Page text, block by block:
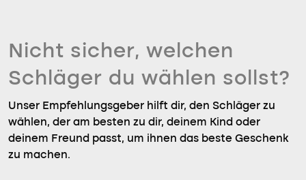
Nicht sicher, welchen
Schläger du wählen sollst?
Unser Empfehlungsgeber hilft dir, den Schläger zu
wählen, der am besten zu dir, deinem Kind oder
deinem Freund passt, um ihnen das beste Geschenk
zu machen.